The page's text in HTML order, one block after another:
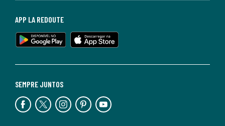
SEMPRE JUNTOS
APP LA REDOUTE